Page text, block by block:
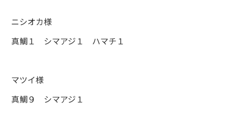
ニシオカ様
真鯛１ シマアジ１ ハマチ１
マツイ様
真鯛９ シマアジ１